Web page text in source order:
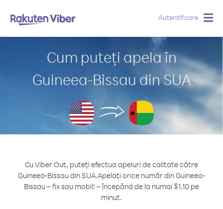
Autentificare
Cum puteți apela în
Guineea-Bissau din SUA
Cu Viber Out, puteți efectua apeluri de calitate către
Guineea-Bissau din SUA.Apelați orice număr din Guineea-
Bissau – fix sau mobil! – începând de la numai $1.10 pe
minut.